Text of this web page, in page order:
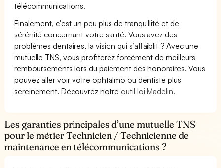
télécommunications.
Finalement, c'est un peu plus de tranquillité et de
sérénité concernant votre santé. Vous avez des
problèmes dentaires, la vision qui s’affaiblit ? Avec une
mutuelle TNS, vous profiterez forcément de meilleurs
remboursements lors du paiement des honoraires. Vous
pouvez aller voir votre ophtalmo ou dentiste plus
sereinement. Découvrez notre outil loi Madelin.
Les garanties principales d’une mutuelle TNS
pour le métier Technicien / Technicienne de
maintenance en télécommunications ?